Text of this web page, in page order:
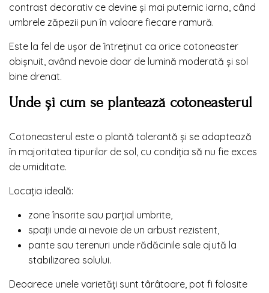
contrast decorativ ce devine și mai puternic iarna, când
umbrele zăpezii pun în valoare fiecare ramură.
Este la fel de ușor de întreținut ca orice cotoneaster
obișnuit, având nevoie doar de lumină moderată și sol
bine drenat.
Unde și cum se plantează cotoneasterul
Cotoneasterul este o plantă tolerantă și se adaptează
în majoritatea tipurilor de sol, cu condiția să nu fie exces
de umiditate.
Locația ideală:
zone însorite sau parțial umbrite,
spații unde ai nevoie de un arbust rezistent,
pante sau terenuri unde rădăcinile sale ajută la
stabilizarea solului.
Deoarece unele varietăți sunt târâtoare, pot fi folosite